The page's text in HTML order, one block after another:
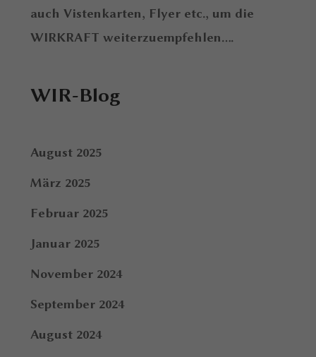
auch Vistenkarten, Flyer etc., um die
WIRKRAFT weiterzuempfehlen....
WIR-Blog
August 2025
März 2025
Februar 2025
Januar 2025
November 2024
September 2024
August 2024